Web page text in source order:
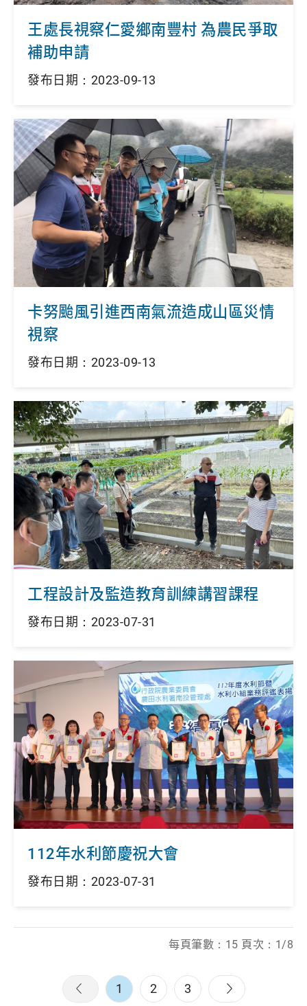
王處長視察仁愛鄉南豐村 為農民爭取
補助申請
發布日期：2023-09-13
卡努颱風引進西南氣流造成山區災情
視察
發布日期：2023-09-13
工程設計及監造教育訓練講習課程
發布日期：2023-07-31
112年水利節慶祝大會
發布日期：2023-07-31
每頁筆數：15 頁次：1/8
1 2 3